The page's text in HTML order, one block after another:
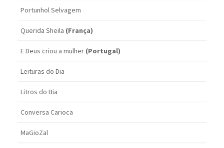
Portunhol Selvagem
Querida Sheila (França)
E Deus criou a mulher (Portugal)
Leituras do Dia
Litros do Bia
Conversa Carioca
MaGioZal